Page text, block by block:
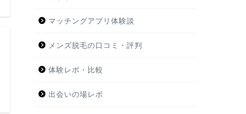
マッチングアプリ体験談
メンズ脱毛の口コミ・評判
体験レポ・比較
出会いの場レポ